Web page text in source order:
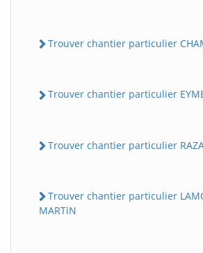
Trouver chantier particulier
Trouver chantier particulier
Trouver chantier particulier
Trouver chantier particulier
MARTiN